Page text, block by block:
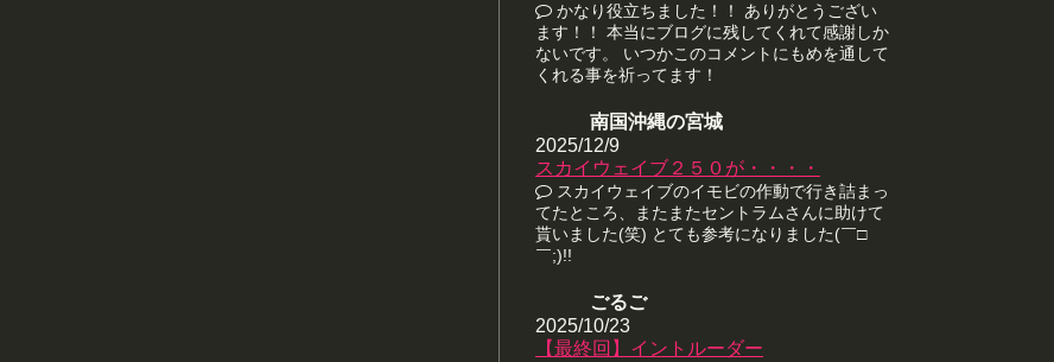
かなり役立ちました！！ ありがとうござい
ます！！ 本当にブログに残してくれて感謝しか
ないです。 いつかこのコメントにもめを通して
くれる事を祈ってます！
南国沖縄の宮城
2025/12/9
スカイウェイブ２５０が・・・・
スカイウェイブのイモビの作動で行き詰まっ
てたところ、またまたセントラムさんに助けて
貰いました(笑) とても参考になりました(￣□
￣;)!!
ごるご
2025/10/23
【最終回】イントルーダー